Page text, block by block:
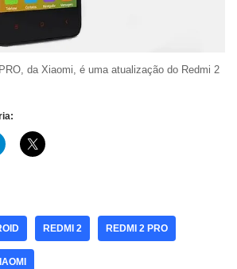
da Xiaomi, é uma atualização do Redmi 2
REDMI 2 REDMI 2 PRO